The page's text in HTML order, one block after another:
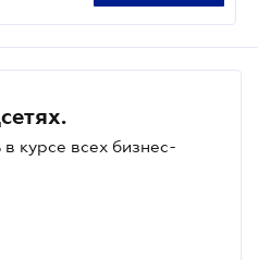
курсе всех бизнес-